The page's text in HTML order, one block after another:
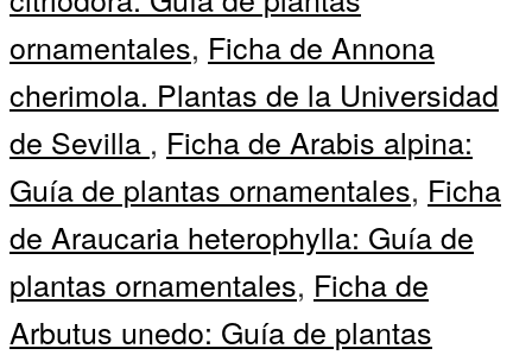
ornamentales, Ficha de Annona
cherimola. Plantas de la Universidad
de Sevilla , Ficha de Arabis alpina:
Guía de plantas ornamentales, Ficha
de Araucaria heterophylla: Guía de
plantas ornamentales, Ficha de
Arbutus unedo: Guía de plantas